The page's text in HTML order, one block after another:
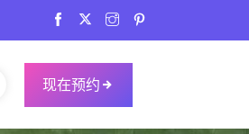
现在预约